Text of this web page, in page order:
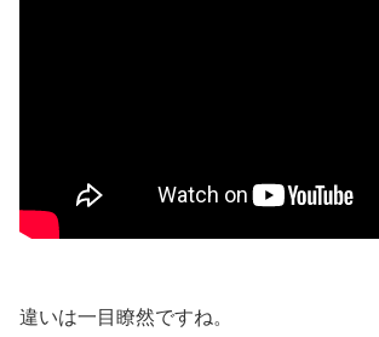
違いは一目瞭然ですね。